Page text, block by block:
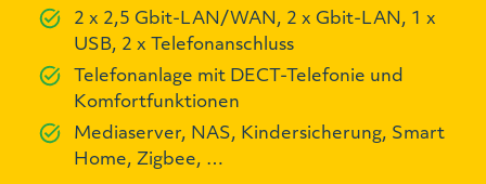
2 x 2,5 Gbit-LAN/WAN, 2 x Gbit-LAN, 1 x
USB, 2 x Telefonanschluss
Telefonanlage mit DECT-Telefonie und
Komfortfunktionen
Mediaserver, NAS, Kindersicherung, Smart
Home, Zigbee, …